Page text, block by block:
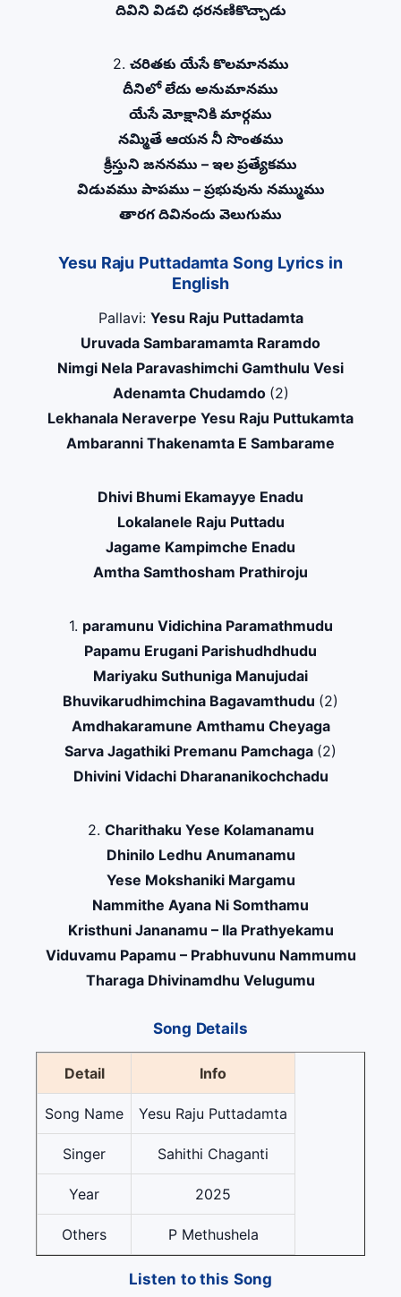
దివిని విడచి ధరనణికొచ్చాడు
2. చరితకు యేసే కొలమానము
దీనిలో లేదు అనుమానము
యేసే మోక్షానికి మార్గము
నమ్మితే ఆయన నీ సొంతము
క్రీస్తుని జననము – ఇల ప్రత్యేకము
విడువము పాపము – ప్రభువును నమ్ముము
తారగ దివినందు వెలుగుము
Yesu Raju Puttadamta Song Lyrics in
English
Pallavi: Yesu Raju Puttadamta
Uruvada Sambaramamta Raramdo
Nimgi Nela Paravashimchi Gamthulu Vesi
Adenamta Chudamdo (2)
Lekhanala Neraverpe Yesu Raju Puttukamta
Ambaranni Thakenamta E Sambarame
Dhivi Bhumi Ekamayye Enadu
Lokalanele Raju Puttadu
Jagame Kampimche Enadu
Amtha Samthosham Prathiroju
1. paramunu Vidichina Paramathmudu
Papamu Erugani Parishudhdhudu
Mariyaku Suthuniga Manujudai
Bhuvikarudhimchina Bagavamthudu (2)
Amdhakaramune Amthamu Cheyaga
Sarva Jagathiki Premanu Pamchaga (2)
Dhivini Vidachi Dharananikochchadu
2. Charithaku Yese Kolamanamu
Dhinilo Ledhu Anumanamu
Yese Mokshaniki Margamu
Nammithe Ayana Ni Somthamu
Kristhuni Jananamu – Ila Prathyekamu
Viduvamu Papamu – Prabhuvunu Nammumu
Tharaga Dhivinamdhu Velugumu
Song Details
Detail Info
Song Name Yesu Raju Puttadamta
Singer Sahithi Chaganti
Year 2025
Others P Methushela
Listen to this Song